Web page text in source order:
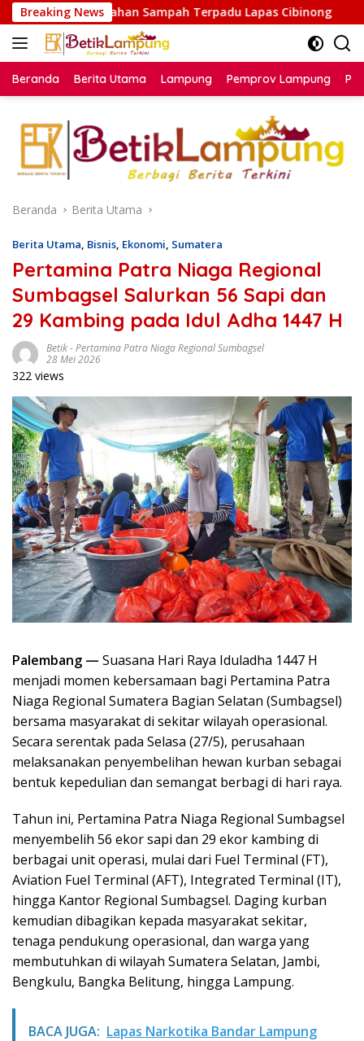
Langsung
ke
konten
Breaking News
Sampah Terpadu Lapas Cibinong Pemkab
Beranda Berita Utama Lampung Pemprov Lampung
Beranda Berita Utama
Berita Utama, Bisnis, Ekonomi, Sumatera
Pertamina Patra Niaga Regional
Sumbagsel Salurkan 56 Sapi dan
29 Kambing pada Idul Adha 1447 H
Betik-Pertamina Patra Niaga Regional Sumbagsel
28 Mei 2026
322 views
Palembang — Suasana Hari Raya Iduladha 1447 H
menjadi momen kebersamaan bagi Pertamina Patra
Niaga Regional Sumatera Bagian Selatan (Sumbagsel)
bersama masyarakat di sekitar wilayah operasional.
Secara serentak pada Selasa (27/5), perusahaan
melaksanakan penyembelihan hewan kurban sebagai
bentuk kepedulian dan semangat berbagi di hari raya.
Tahun ini, Pertamina Patra Niaga Regional Sumbagsel
menyembelih 56 ekor sapi dan 29 ekor kambing di
berbagai unit operasi, mulai dari Fuel Terminal (FT),
Aviation Fuel Terminal (AFT), Integrated Terminal (IT),
hingga Kantor Regional Sumbagsel. Daging kurban
kemudian dibagikan kepada masyarakat sekitar,
tenaga pendukung operasional, dan warga yang
membutuhkan di wilayah Sumatera Selatan, Jambi,
Bengkulu, Bangka Belitung, hingga Lampung.
BACA JUGA: Lapas Narkotika Bandar Lampung